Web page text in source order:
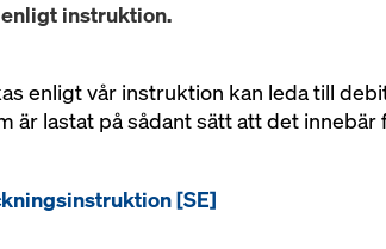
instruktion.
enligt vår instruktion kan leda till
är lastat på sådant sätt att det
[SE]